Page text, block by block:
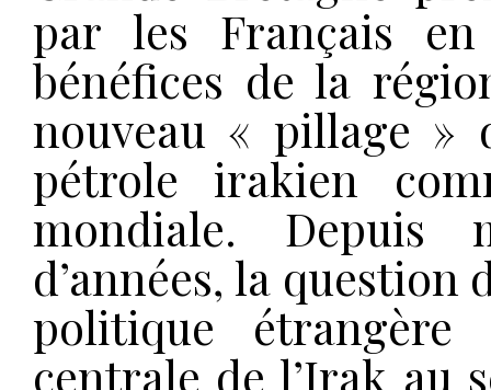
par les Français
bénéfices de la
nouveau « pillage »
pétrole irakien
mondiale. Depuis
d’années, la
politique étrangère
centrale de l’Irak au